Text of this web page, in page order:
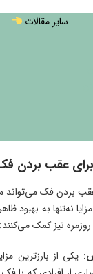
سایر مقالات
برای عقب بردن
بردن فک می‌تواند
نه‌تنها به بهبود
نیز کمک می‌کنند:
یکی از بارزترین